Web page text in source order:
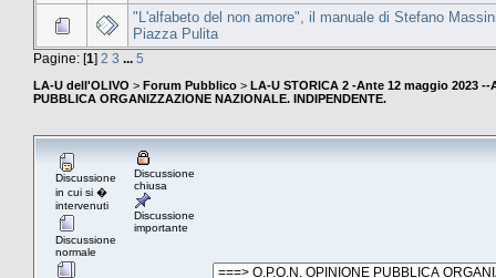
"L'alfabeto del non amore", il manuale di Stefano
Piazza Pulita
Pagine: [1] 2 3 ... 5
LA-U dell'OLIVO > Forum Pubblico > LA-U STORICA 2 -Ante 12 maggio 2023 --
PUBBLICA ORGANIZZAZIONE NAZIONALE. INDIPENDENTE.
Discussione
in cui si �
intervenuti
Discussione
normale
Discussione
chiusa
Discussione
importante